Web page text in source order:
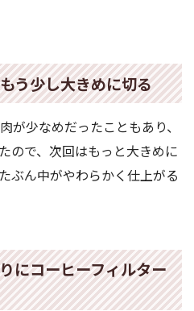
う少し大きめに切る
が少なめだったこともあり、
ので、次回はもっと大きめに
ぶん中がやわらかく仕上がる
にコーヒーフィルター